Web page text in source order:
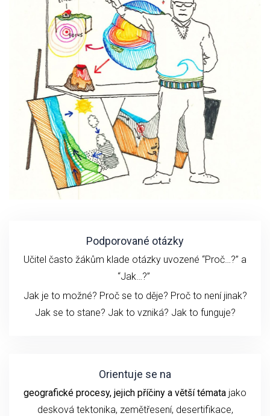
Podporované otázky
Učitel často žákům klade otázky uvozené “Proč…?” a
“Jak…?”
Jak je to možné? Proč se to děje? Proč to není jinak?
Jak se to stane? Jak to vzniká? Jak to funguje?
Orientuje se na
geografické procesy, jejich příčiny a větší témata jako
desková tektonika, zemětřesení, desertifikace,